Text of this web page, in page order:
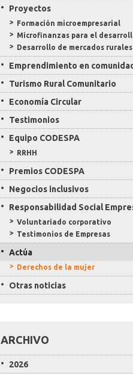
Proyectos
Formación microempresarial
Microfinanzas para el
Desarrollo de mercados rurales
Emprendimiento en
Turismo Rural Comunitario
Economía Circular
Testimonios
Equipo CODESPA
RRHH
Premios CODESPA
Negocios inclusivos
Responsabilidad Social
Voluntariado corporativo
Testimonios de Empresas
Actúa
Derechos de la mujer
Otras noticias
ARCHIVO
2026